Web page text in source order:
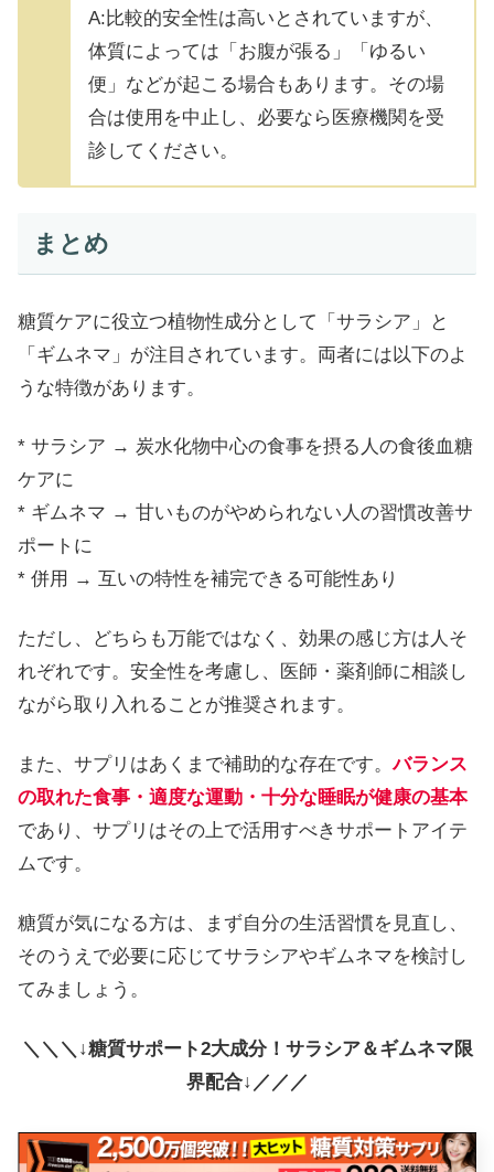
A:比較的安全性は高いとされていますが、
体質によっては「お腹が張る」「ゆるい
便」などが起こる場合もあります。その場
合は使用を中止し、必要なら医療機関を受
診してください。
まとめ
糖質ケアに役立つ植物性成分として「サラシア」と
「ギムネマ」が注目されています。両者には以下のよ
うな特徴があります。
* サラシア → 炭水化物中心の食事を摂る人の食後血糖
ケアに
* ギムネマ → 甘いものがやめられない人の習慣改善サ
ポートに
* 併用 → 互いの特性を補完できる可能性あり
ただし、どちらも万能ではなく、効果の感じ方は人そ
れぞれです。安全性を考慮し、医師・薬剤師に相談し
ながら取り入れることが推奨されます。
また、サプリはあくまで補助的な存在です。バランス
の取れた食事・適度な運動・十分な睡眠が健康の基本
であり、サプリはその上で活用すべきサポートアイテ
ムです。
糖質が気になる方は、まず自分の生活習慣を見直し、
そのうえで必要に応じてサラシアやギムネマを検討し
てみましょう。
＼＼＼↓糖質サポート2大成分！サラシア＆ギムネマ限
界配合↓／／／